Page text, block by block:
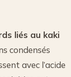
liés au kaki
condensés
avec l’acide